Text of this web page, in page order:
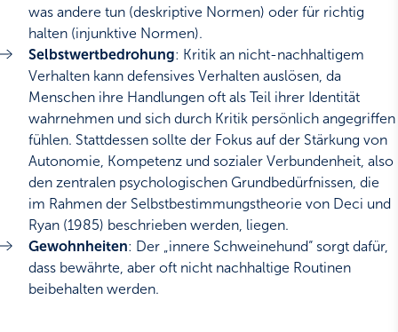
was andere tun (deskriptive Normen) oder für richtig
halten (injunktive Normen).
Selbstwertbedrohung: Kritik an nicht-nachhaltigem
Verhalten kann defensives Verhalten auslösen, da
Menschen ihre Handlungen oft als Teil ihrer Identität
wahrnehmen und sich durch Kritik persönlich angegriffen
fühlen. Stattdessen sollte der Fokus auf der Stärkung von
Autonomie, Kompetenz und sozialer Verbundenheit, also
den zentralen psychologischen Grundbedürfnissen, die
im Rahmen der Selbstbestimmungstheorie von Deci und
Ryan (1985) beschrieben werden, liegen.
Gewohnheiten: Der „innere Schweinehund“ sorgt dafür,
dass bewährte, aber oft nicht nachhaltige Routinen
beibehalten werden.